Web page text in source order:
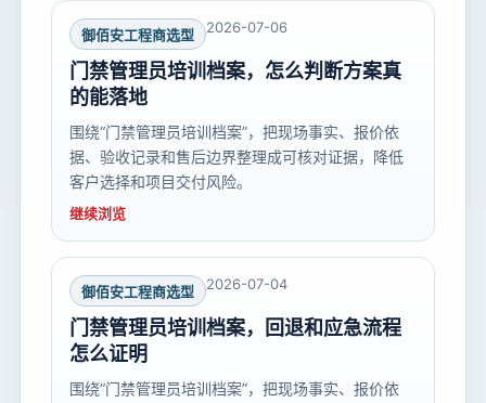
御佰安工程商选型 2026-07-06
门禁管理员培训档案，怎么判断方案真
的能落地
围绕“门禁管理员培训档案”，把现场事实、报价依
据、验收记录和售后边界整理成可核对证据，降低
客户选择和项目交付风险。
继续浏览
御佰安工程商选型 2026-07-04
门禁管理员培训档案，回退和应急流程
怎么证明
围绕“门禁管理员培训档案”，把现场事实、报价依